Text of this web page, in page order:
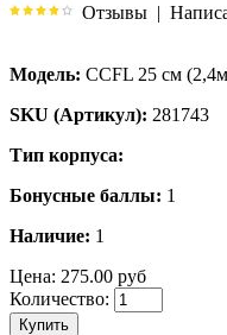
Отзывы |
Модель: CCFL 25 см
SKU (Артикул): 281743
Тип корпуса:
Бонусные баллы: 1
Наличие: 1
Цена: 275.00 руб
Количество:
Купить